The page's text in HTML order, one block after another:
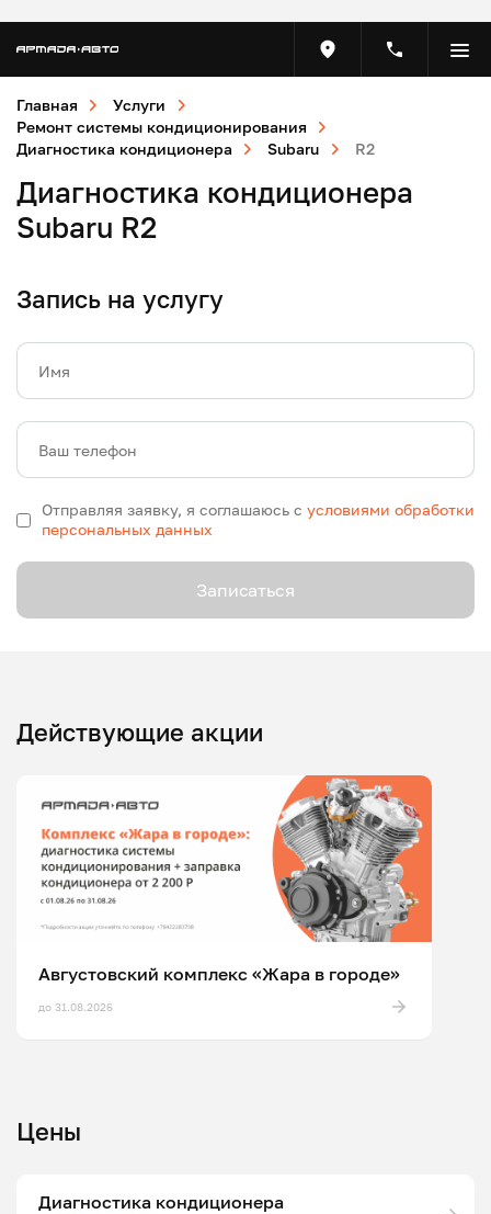
Главная
Услуги
Ремонт системы кондиционирования
Диагностика кондиционера
Subaru R2
Диагностика кондиционера
Subaru R2
Запись на услугу
Имя
Ваш телефон
Отправляя заявку, я соглашаюсь с условиями обработки
персональных данных
Записаться
Действующие акции
Августовский комплекс «Жара в городе»
до 31.08.2026
Цены
Диагностика кондиционера